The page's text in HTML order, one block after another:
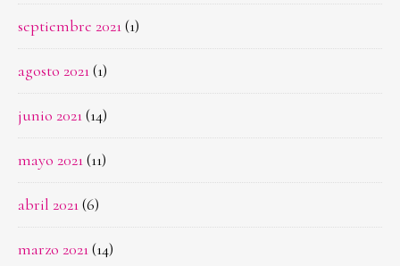
septiembre 2021(1)
agosto 2021(1)
junio 2021(14)
mayo 2021(11)
abril 2021(6)
marzo 2021(14)